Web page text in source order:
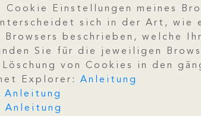
Cookie Einstellungen meines
sich in der Art,
Browsers beschrieben, welche
Sie für die jeweiligen
von Cookies in den
Explorer: Anleitung
Anleitung
Anleitung